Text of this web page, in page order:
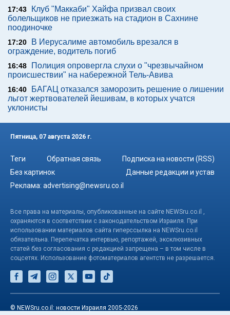
17:43
Клуб "Маккаби" Хайфа призвал своих
болельщиков не приезжать на стадион в Сахнине
поодиночке
17:20
В Иерусалиме автомобиль врезался в
ограждение, водитель погиб
16:48
Полиция опровергла слухи о "чрезвычайном
происшествии" на набережной Тель-Авива
16:40
БАГАЦ отказался заморозить решение о лишении
льгот жертвователей йешивам, в которых учатся
уклонисты
Пятница, 07 августа 2026 г.
Теги Обратная связь
Подписка на новости (RSS)
Без картинок
Данные редакции и устав
Реклама: advertising@newsru.co.il
Все права на материалы, опубликованные на сайте NEWSru.co.il ,
охраняются в соответствии с законодательством Израиля. При
использовании материалов сайта гиперссылка на NEWSru.co.il
обязательна. Перепечатка интервью, репортажей, эксклюзивных
статей без согласования с редакцией запрещена – в том числе в
соцсетях. Использование фотоматериалов агентств не разрешается.
© NEWSru.co.il: новости Израиля 2005-2026